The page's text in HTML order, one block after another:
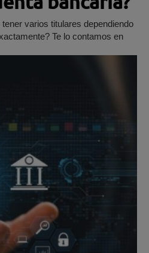
varios titulares dependiendo
Te lo contamos en